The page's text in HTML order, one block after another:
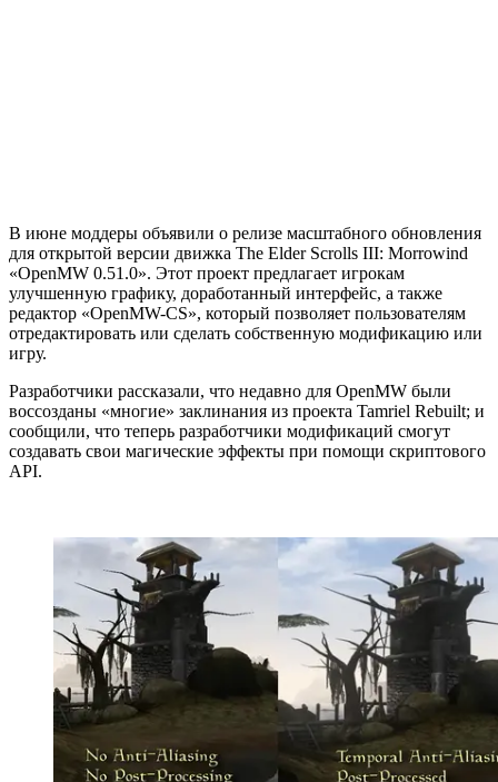
В июне моддеры объявили о релизе масштабного обновления
для открытой версии движка The Elder Scrolls III: Morrowind
«OpenMW 0.51.0». Этот проект предлагает игрокам
улучшенную графику, доработанный интерфейс, а также
редактор «OpenMW-CS», который позволяет пользователям
отредактировать или сделать собственную модификацию или
игру.
Разработчики рассказали, что недавно для OpenMW были
воссозданы «многие» заклинания из проекта Tamriel Rebuilt; и
сообщили, что теперь разработчики модификаций смогут
создавать свои магические эффекты при помощи скриптового
API.